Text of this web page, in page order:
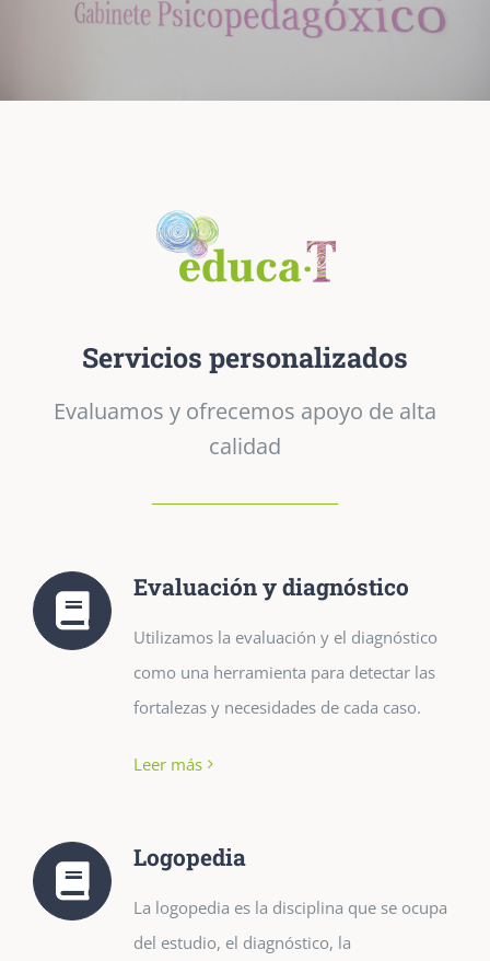
Servicios personalizados
Evaluamos y ofrecemos apoyo de alta
calidad
Evaluación y diagnóstico
Utilizamos la evaluación y el diagnóstico
como una herramienta para detectar las
fortalezas y necesidades de cada caso.
Leer más
Logopedia
La logopedia es la disciplina que se ocupa
del estudio, el diagnóstico, la